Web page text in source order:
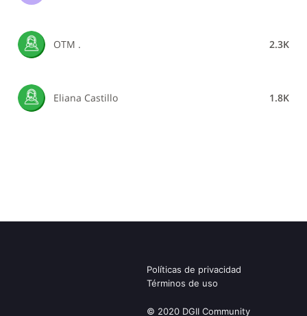
OTM . 2.3K
Eliana Castillo 1.8K
Políticas de privacidad
Términos de uso
© 2020 DGII Community